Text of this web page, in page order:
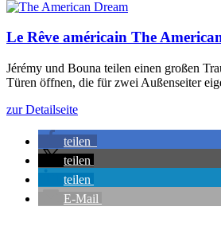
Le Rêve américain The
Jérémy und Bouna teilen einen großen
Türen öffnen, die für zwei Außenseiter
zur Detailseite
teilen
teilen
teilen
E-Mail